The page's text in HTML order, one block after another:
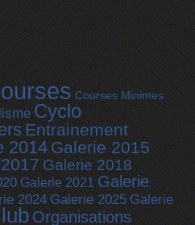
Courses Minimes
Cyclo
Entrainement
2014 Galerie 2015
Galerie 2018
Galerie 2021 Galerie
2024 Galerie 2025 Galerie
Organisations